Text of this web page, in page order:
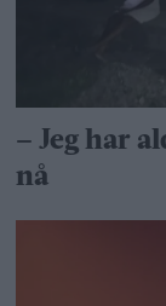
– Jeg har
nå